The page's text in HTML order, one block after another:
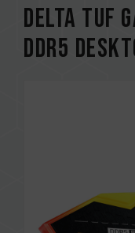
DELTA
DDR5